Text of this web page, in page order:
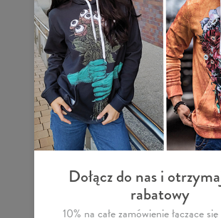
Dołącz do nas i
rabatowy
10% na całe zamówienie łączące